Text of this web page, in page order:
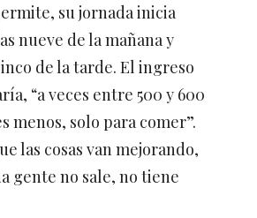
su jornada inicia
nueve de la mañana y
de la tarde. El ingreso
“a veces entre 500 y 600
menos, solo para comer”.
las cosas van mejorando,
gente no sale, no tiene